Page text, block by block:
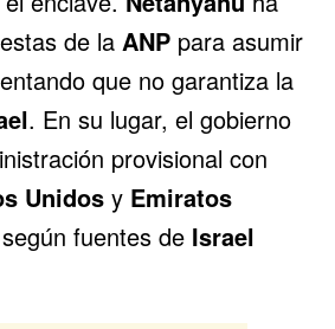
de la ANP para asumir
que no garantiza la
. En su lugar, el gobierno
provisional con
Unidos y Emiratos
fuentes de Israel